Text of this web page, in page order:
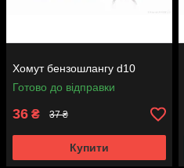
Хомут бензошлангу d10
Готово до відправки
36 ₴ 37 ₴
Купити